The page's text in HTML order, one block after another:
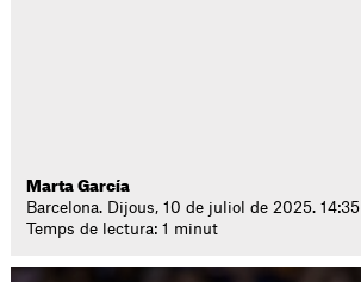
Marta García
Barcelona. Dijous, 10 de juliol de 2025. 14:35
Temps de lectura: 1 minut